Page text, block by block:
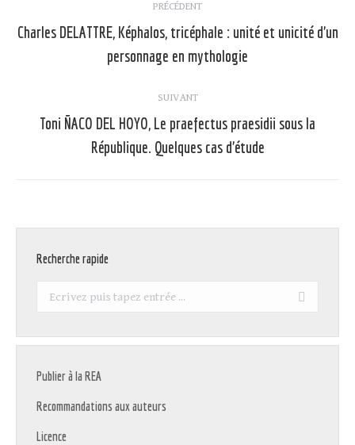
article
PRÉCÉDENT
Article
précédent
Charles DELATTRE, Képhalos, tricéphale : unité et unicité d’un
personnage en mythologie
SUIVANT
Article
suivant
Toni ÑACO DEL HOYO, Le praefectus praesidii sous la
République. Quelques cas d’étude
Recherche rapide
Recherche
Publier à la REA
Recommandations aux auteurs
Licence